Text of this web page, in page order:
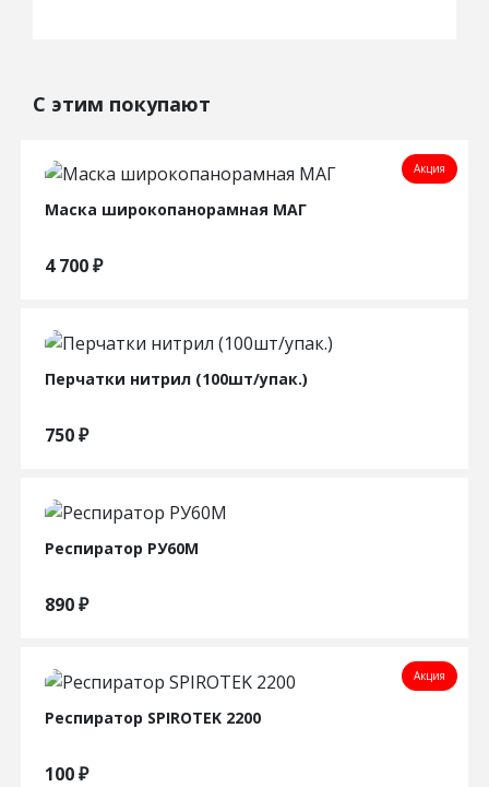
С этим покупают
Акция
Маска широкопанорамная МАГ
4 700₽
Перчатки нитрил (100шт/упак.)
750₽
Респиратор РУ60М
890₽
Акция
Респиратор SPIROTEK 2200
100₽